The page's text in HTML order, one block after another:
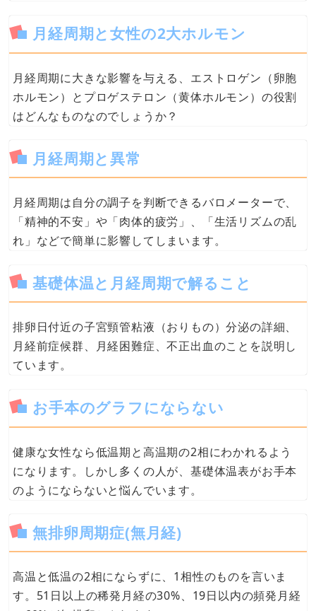
月経周期と女性の2大ホルモン
月経周期に大きな影響を与える、エストロゲン（卵胞
ホルモン）とプロゲステロン（黄体ホルモン）の役割
はどんなものなのでしょうか？
月経周期と異常
月経周期は自分の調子を判断できるバロメーターで、
「精神的不安」や「肉体的疲労」、「生活リズムの乱
れ」などで簡単に影響してしまいます。
基礎体温と月経周期で解ること
排卵日付近の子宮頸管粘液（おりもの）分泌の詳細、
月経前症候群、月経困難症、不正出血のことを説明し
ています。
お手本のグラフにならない
健康な女性なら低温期と高温期の2相にわかれるよう
になります。しかし多くの人が、基礎体温表がお手本
のようにならないと悩んでいます。
無排卵周期症(無月経)
高温と低温の2相にならずに、1相性のものを言いま
す。51日以上の稀発月経の30%、19日以内の頻発月経